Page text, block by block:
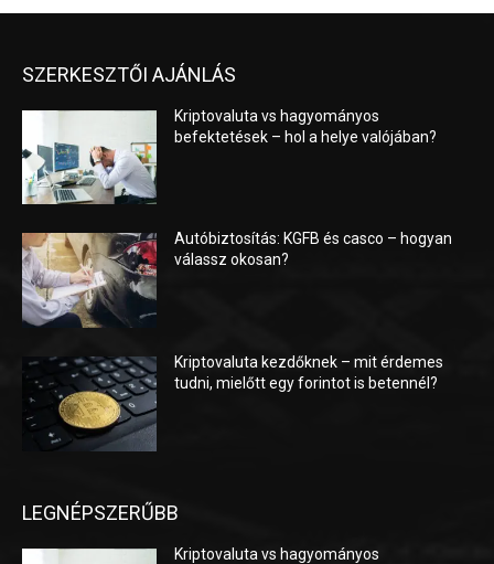
SZERKESZTŐI AJÁNLÁS
Kriptovaluta vs hagyományos
befektetések – hol a helye valójában?
Autóbiztosítás: KGFB és casco – hogyan
válassz okosan?
Kriptovaluta kezdőknek – mit érdemes
tudni, mielőtt egy forintot is betennél?
LEGNÉPSZERŰBB
Kriptovaluta vs hagyományos